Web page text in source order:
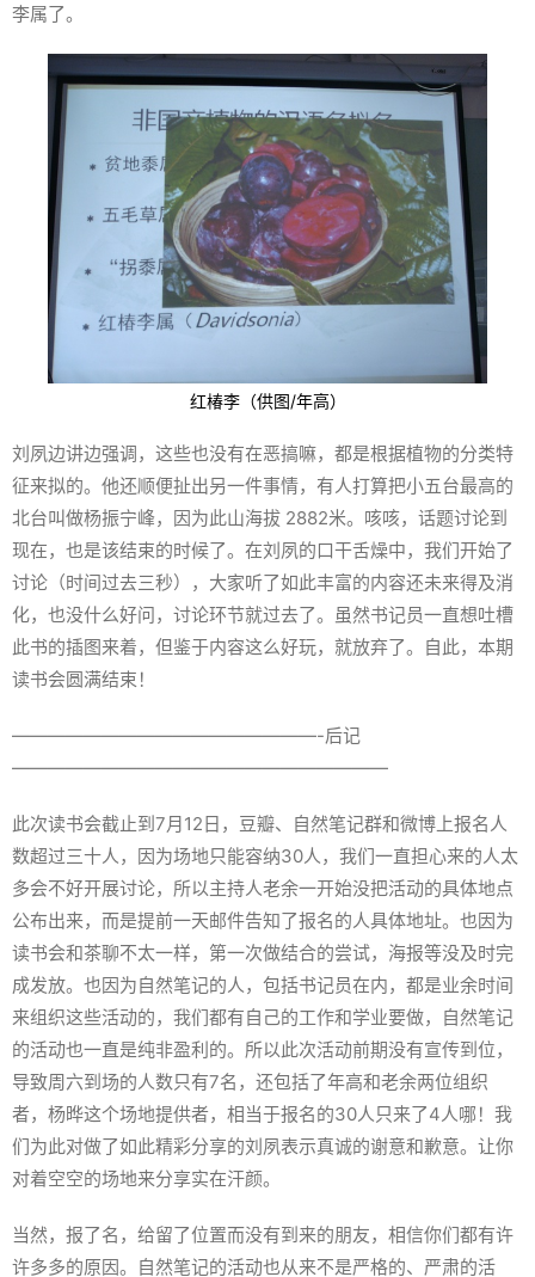
李属了。
红椿李（供图/年高）
刘夙边讲边强调，这些也没有在恶搞嘛，都是根据植物的分类特
征来拟的。他还顺便扯出另一件事情，有人打算把小五台最高的
北台叫做杨振宁峰，因为此山海拔 2882米。咳咳，话题讨论到
现在，也是该结束的时候了。在刘夙的口干舌燥中，我们开始了
讨论（时间过去三秒），大家听了如此丰富的内容还未来得及消
化，也没什么好问，讨论环节就过去了。虽然书记员一直想吐槽
此书的插图来着，但鉴于内容这么好玩，就放弃了。自此，本期
读书会圆满结束！
—————————————————-后记
—————————————————————
此次读书会截止到7月12日，豆瓣、自然笔记群和微博上报名人
数超过三十人，因为场地只能容纳30人，我们一直担心来的人太
多会不好开展讨论，所以主持人老余一开始没把活动的具体地点
公布出来，而是提前一天邮件告知了报名的人具体地址。也因为
读书会和茶聊不太一样，第一次做结合的尝试，海报等没及时完
成发放。也因为自然笔记的人，包括书记员在内，都是业余时间
来组织这些活动的，我们都有自己的工作和学业要做，自然笔记
的活动也一直是纯非盈利的。所以此次活动前期没有宣传到位，
导致周六到场的人数只有7名，还包括了年高和老余两位组织
者，杨晔这个场地提供者，相当于报名的30人只来了4人哪！我
们为此对做了如此精彩分享的刘夙表示真诚的谢意和歉意。让你
对着空空的场地来分享实在汗颜。
当然，报了名，给留了位置而没有到来的朋友，相信你们都有许
许多多的原因。自然笔记的活动也从来不是严格的、严肃的活